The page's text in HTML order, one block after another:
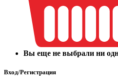
Вы еще не выбрали ни
Вход/Регистрация